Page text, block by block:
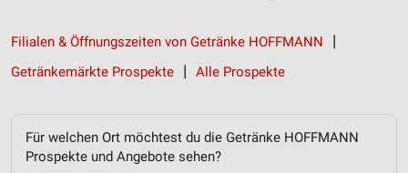
Filialen & Öffnungszeiten von Getränke HOFFMANN
Getränkemärkte Prospekte
Alle Prospekte
Für welchen Ort möchtest du die Getränke HOFFMANN
Prospekte und Angebote sehen?